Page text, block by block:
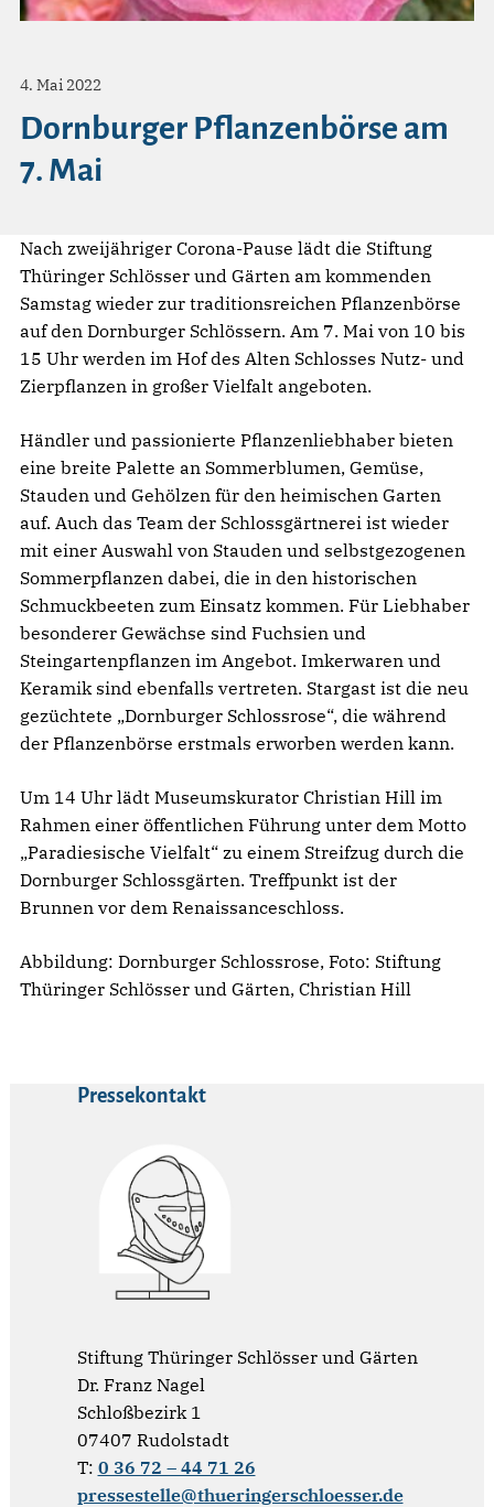
4. Mai 2022
Dornburger Pflanzenbörse am
7. Mai
Nach zweijähriger Corona-Pause lädt die Stiftung
Thüringer Schlösser und Gärten am kommenden
Samstag wieder zur traditionsreichen Pflanzenbörse
auf den Dornburger Schlössern. Am 7. Mai von 10 bis
15 Uhr werden im Hof des Alten Schlosses Nutz- und
Zierpflanzen in großer Vielfalt angeboten.
Händler und passionierte Pflanzenliebhaber bieten
eine breite Palette an Sommerblumen, Gemüse,
Stauden und Gehölzen für den heimischen Garten
auf. Auch das Team der Schlossgärtnerei ist wieder
mit einer Auswahl von Stauden und selbstgezogenen
Sommerpflanzen dabei, die in den historischen
Schmuckbeeten zum Einsatz kommen. Für Liebhaber
besonderer Gewächse sind Fuchsien und
Steingartenpflanzen im Angebot. Imkerwaren und
Keramik sind ebenfalls vertreten. Stargast ist die neu
gezüchtete „Dornburger Schlossrose“, die während
der Pflanzenbörse erstmals erworben werden kann.
Um 14 Uhr lädt Museumskurator Christian Hill im
Rahmen einer öffentlichen Führung unter dem Motto
„Paradiesische Vielfalt“ zu einem Streifzug durch die
Dornburger Schlossgärten. Treffpunkt ist der
Brunnen vor dem Renaissanceschloss.
Abbildung: Dornburger Schlossrose, Foto: Stiftung
Thüringer Schlösser und Gärten, Christian Hill
Pressekontakt
Stiftung Thüringer Schlösser und Gärten
Dr. Franz Nagel
Schloßbezirk 1
07407 Rudolstadt
T: 0 36 72 – 44 71 26
pressestelle@thueringerschloesser.de